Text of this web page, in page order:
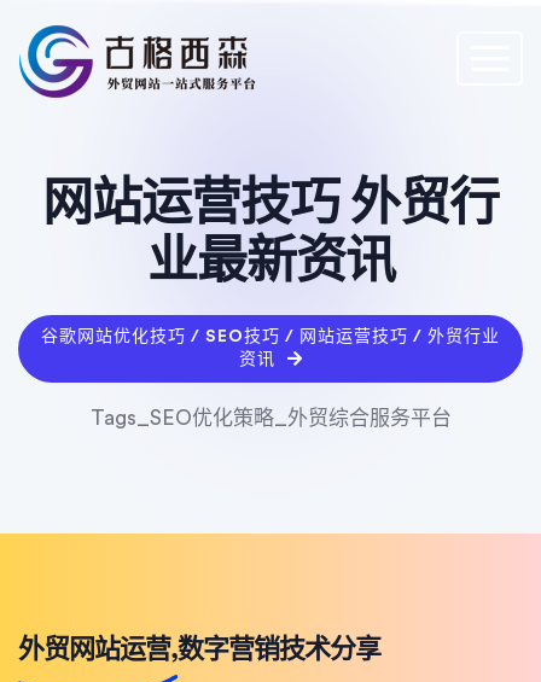
网站运营技巧 外贸行
业最新资讯
谷歌网站优化技巧 / SEO技巧 / 网站运营技巧 / 外贸行业
资讯
Tags_SEO优化策略_外贸综合服务平台
外贸网站运营,数字营销技术分享